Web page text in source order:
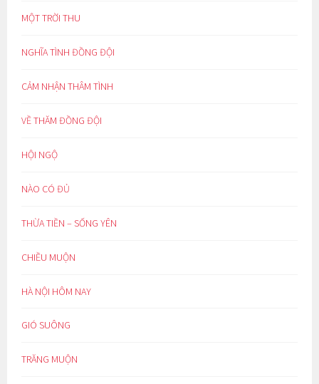
MỘT TRỜI THU
NGHĨA TÌNH ĐỒNG ĐỘI
CẢM NHẬN THÂM TÌNH
VỀ THĂM ĐỒNG ĐỘI
HỘI NGỘ
NÀO CÓ ĐỦ
THỪA TIỀN – SỐNG YÊN
CHIỀU MUỘN
HÀ NỘI HÔM NAY
GIÓ SUÔNG
TRĂNG MUỘN